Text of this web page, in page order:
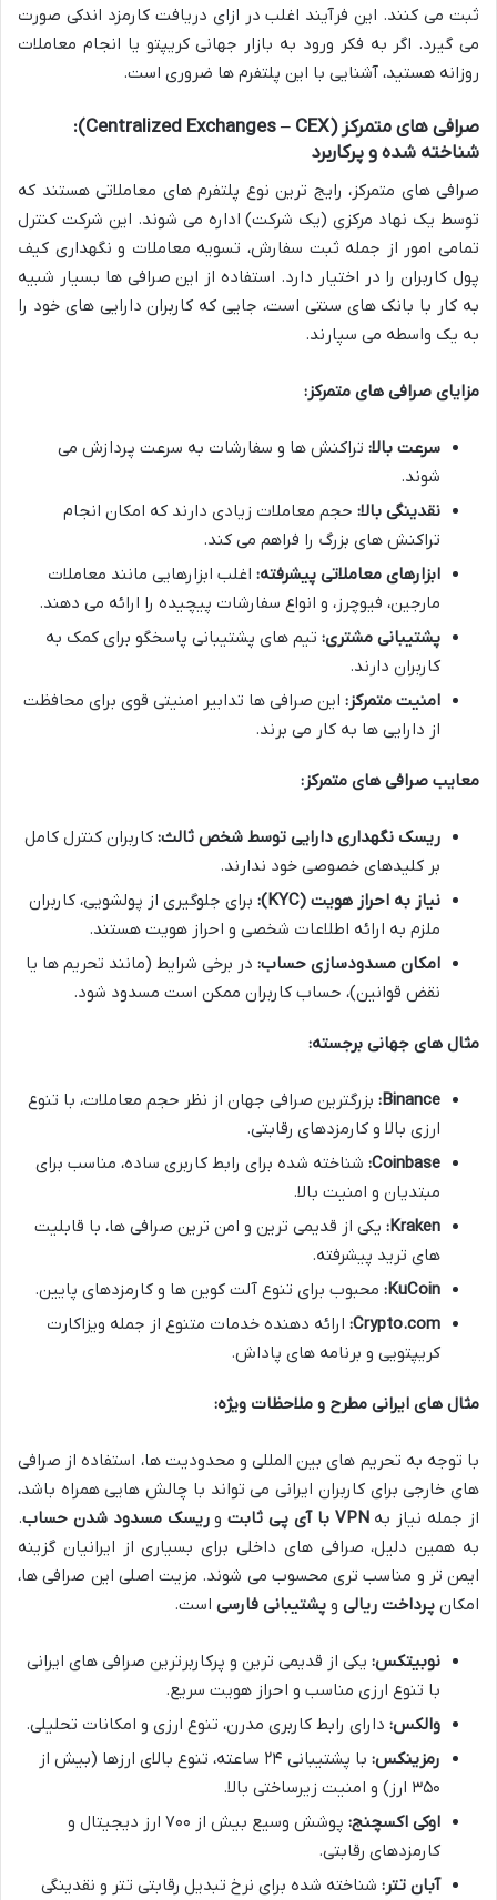
ثبت می کنند. این فرآیند اغلب در ازای دریافت کارمزد اندکی صورت
می گیرد. اگر به فکر ورود به بازار جهانی کریپتو یا انجام معاملات
روزانه هستید، آشنایی با این پلتفرم ها ضروری است.
صرافی های متمرکز (Centralized Exchanges – CEX):
شناخته شده و پرکاربرد
صرافی های متمرکز، رایج ترین نوع پلتفرم های معاملاتی هستند که
توسط یک نهاد مرکزی (یک شرکت) اداره می شوند. این شرکت کنترل
تمامی امور از جمله ثبت سفارش، تسویه معاملات و نگهداری کیف
پول کاربران را در اختیار دارد. استفاده از این صرافی ها بسیار شبیه
به کار با بانک های سنتی است، جایی که کاربران دارایی های خود را
به یک واسطه می سپارند.
مزایای صرافی های متمرکز:
سرعت بالا: تراکنش ها و سفارشات به سرعت پردازش می
شوند.
نقدینگی بالا: حجم معاملات زیادی دارند که امکان انجام
تراکنش های بزرگ را فراهم می کند.
ابزارهای معاملاتی پیشرفته: اغلب ابزارهایی مانند معاملات
مارجین، فیوچرز، و انواع سفارشات پیچیده را ارائه می دهند.
پشتیبانی مشتری: تیم های پشتیبانی پاسخگو برای کمک به
کاربران دارند.
امنیت متمرکز: این صرافی ها تدابیر امنیتی قوی برای محافظت
از دارایی ها به کار می برند.
معایب صرافی های متمرکز:
ریسک نگهداری دارایی توسط شخص ثالث: کاربران کنترل کامل
بر کلیدهای خصوصی خود ندارند.
نیاز به احراز هویت (KYC):
برای جلوگیری از پولشویی، کاربران
ملزم به ارائه اطلاعات شخصی و احراز هویت هستند.
امکان مسدودسازی حساب: در برخی شرایط (مانند تحریم ها یا
نقض قوانین)، حساب کاربران ممکن است مسدود شود.
مثال های جهانی برجسته:
Binance: بزرگترین صرافی جهان از نظر حجم معاملات، با تنوع
ارزی بالا و کارمزدهای رقابتی.
Coinbase: شناخته شده برای رابط کاربری ساده، مناسب برای
مبتدیان و امنیت بالا.
Kraken: یکی از قدیمی ترین و امن ترین صرافی ها، با قابلیت
های ترید پیشرفته.
KuCoin: محبوب برای تنوع آلت کوین ها و کارمزدهای پایین.
Crypto.com: ارائه دهنده خدمات متنوع از جمله ویزاکارت
کریپتویی و برنامه های پاداش.
مثال های ایرانی مطرح و ملاحظات ویژه:
با توجه به تحریم های بین المللی و محدودیت ها، استفاده از صرافی
های خارجی برای کاربران ایرانی می تواند با چالش هایی همراه باشد،
از جمله نیاز بهVPN با آی پی ثابت وریسک مسدود شدن حساب.
به همین دلیل، صرافی های داخلی برای بسیاری از ایرانیان گزینه
ایمن تر و مناسب تری محسوب می شوند. مزیت اصلی این صرافی ها،
امکان پرداخت ریالی و پشتیبانی فارسی است.
نوبیتکس: یکی از قدیمی ترین و پرکاربرترین صرافی های ایرانی
با تنوع ارزی مناسب و احراز هویت سریع.
والکس: دارای رابط کاربری مدرن، تنوع ارزی و امکانات تحلیلی.
رمزینکس:
با پشتیبانی ۲۴ ساعته، تنوع بالای ارزها (بیش از
۳۵۰ ارز) و امنیت زیرساختی بالا.
اوکی اکسچنج:
پوشش وسیع بیش از ۷۰۰ ارز دیجیتال و
کارمزدهای رقابتی.
آبان تتر: شناخته شده برای نرخ تبدیل رقابتی تتر و نقدینگی